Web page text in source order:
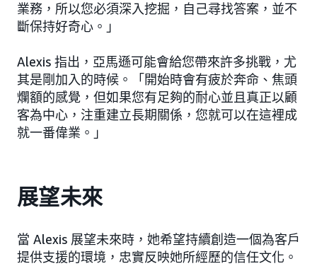
業務，所以您必須深入挖掘，自己尋找答案，並不
斷保持好奇心。」
Alexis 指出，亞馬遜可能會給您帶來許多挑戰，尤
其是剛加入的時候。「開始時會有疲於奔命、焦頭
爛額的感覺，但如果您有足夠的耐心並且真正以顧
客為中心，注重建立長期關係，您就可以在這裡成
就一番偉業。」
展望未來
當 Alexis 展望未來時，她希望持續創造一個為客戶
提供支援的環境，忠實反映她所經歷的信任文化。